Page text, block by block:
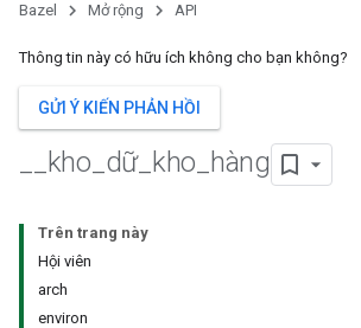
Bazel Mở rộng API
Thông tin này có hữu ích không cho bạn không?
GỬI Ý KIẾN PHẢN HỒI
kho dữ_ kho hàng
Trên trang này
Hội viên
arch
environ